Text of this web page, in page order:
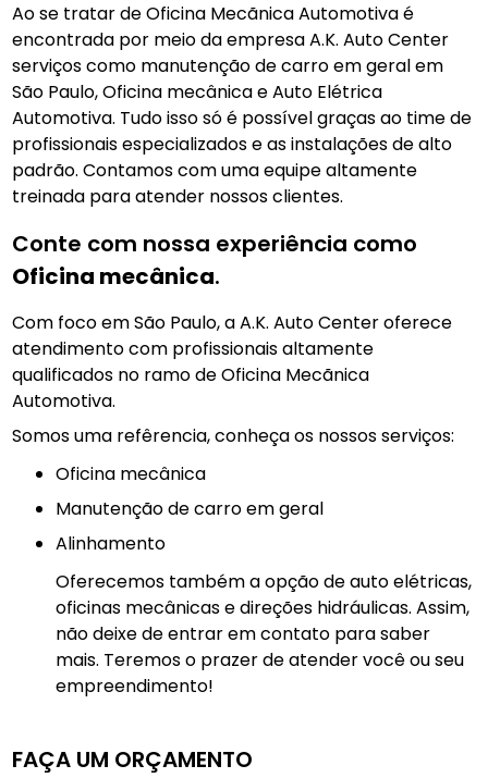
Ao se tratar de Oficina Mecãnica Automotiva é
encontrada por meio da empresa A.K. Auto Center
serviços como manutenção de carro em geral em
São Paulo, Oficina mecânica e Auto Elétrica
Automotiva. Tudo isso só é possível graças ao time de
profissionais especializados e as instalações de alto
padrão. Contamos com uma equipe altamente
treinada para atender nossos clientes.
Conte com nossa experiência como
Oficina mecânica.
Com foco em São Paulo, a A.K. Auto Center oferece
atendimento com profissionais altamente
qualificados no ramo de Oficina Mecãnica
Automotiva.
Somos uma refêrencia, conheça os nossos serviços:
Oficina mecânica
manutenção de carro em geral
Alinhamento
Oferecemos também a opção de auto elétricas,
oficinas mecânicas e direções hidráulicas. Assim,
não deixe de entrar em contato para saber
mais. Teremos o prazer de atender você ou seu
empreendimento!
FAÇA UM ORÇAMENTO